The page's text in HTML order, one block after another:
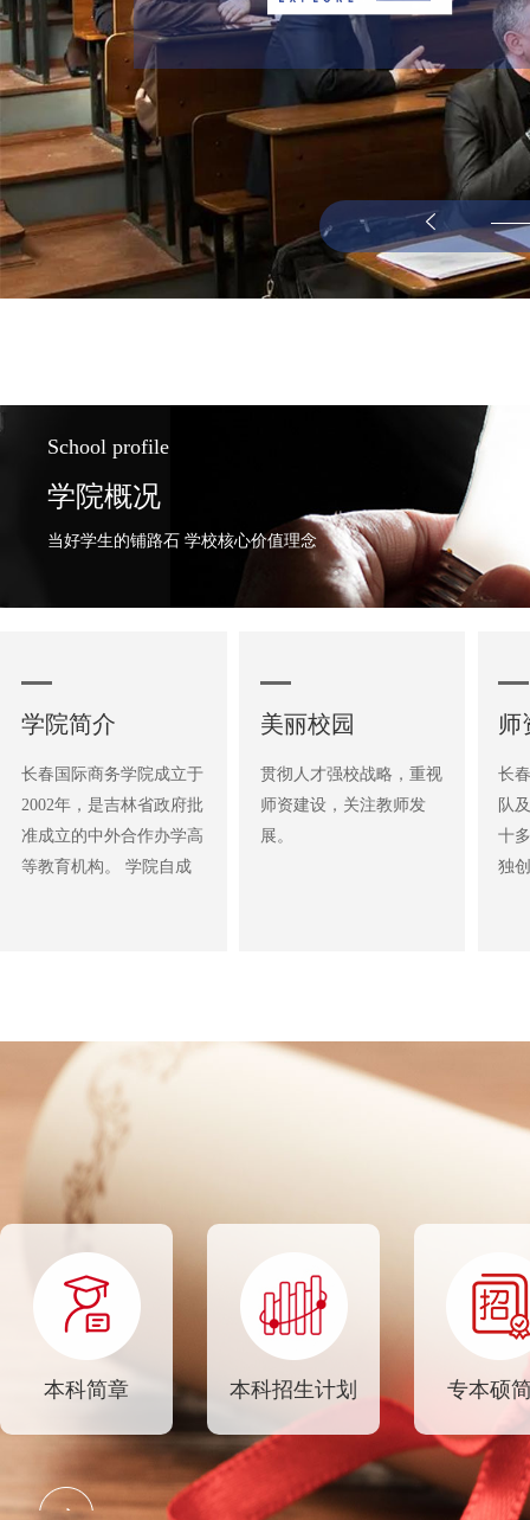
School profile
学院概况
当好学生的铺路石 学校核心价值理念
学院简介
长春国际商务学院成立于
2002年，是吉林省政府批
准成立的中外合作办学高
等教育机构。 学院自成
资源、具有独立法人资格
的中外合作教育机构，是
吉林省与俄罗斯高校合作
办学的典范，是吉林省教
育厅设立的对俄汉语教学
实习基地，中俄青少年交
流与留学十万人计划人才
培养基地，是俄罗斯联邦
教育部批准成立的“俄联
邦对外俄语等级考试中
心”，是中国东北地区与
俄罗斯远东及西伯利亚地
区大学联盟会员单位！
美丽校园
贯彻人才强校战略，重视
师资建设，关注教师发
展。
师
长
队
十
独
习
高
际
访
本科简章 本科招生计划 专本硕